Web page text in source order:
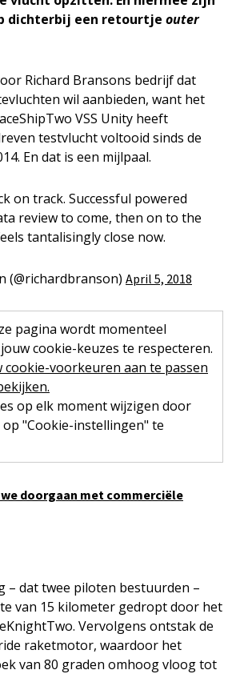
dichterbij een retourtje outer
Richard Bransons bedrijf dat
wil aanbieden, want het
VSS Unity heeft
testvlucht voltooid sinds de
En dat is een mijlpaal.
on track. Successful powered
review to come, then on to the
tantalisingly close now.
(@richardbranson) April 5, 2018
pagina wordt momenteel
cookie-keuzes te respecteren.
cookie-voorkeuren aan te passen
op elk moment wijzigen door
"Cookie-instellingen" te
doorgaan met commerciële
– dat twee piloten bestuurden –
van 15 kilometer gedropt door het
Vervolgens ontstak de
raketmotor, waardoor het
van 80 graden omhoog vloog tot